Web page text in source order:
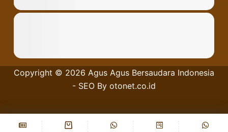
Copyright © 2026 Agus Agus Bersaudara Indonesia
- SEO By otonet.co.id
Privacy Policy Tentang Kami